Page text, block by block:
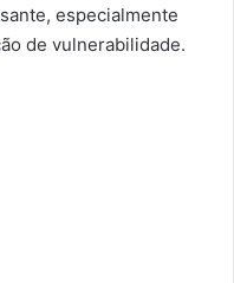
especialmente
de vulnerabilidade.